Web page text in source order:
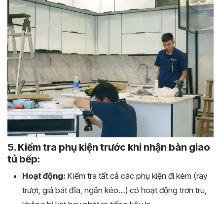
5. Kiểm tra phụ kiện trước khi nhận bàn giao
tủ bếp:
Hoạt động: Kiểm tra tất cả các phụ kiện đi kèm (ray
trượt, giá bát đĩa, ngăn kéo…) có hoạt động trơn tru,